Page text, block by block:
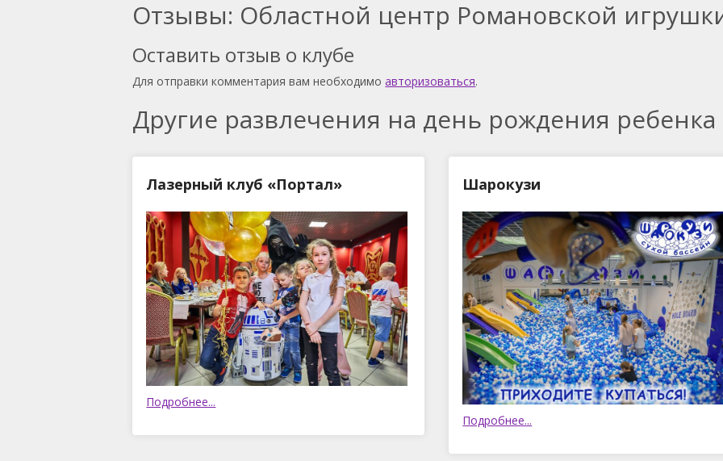
Отзывы: Областной центр Романовской
Оставить отзыв о клубе
Для отправки комментария вам необходимоавторизоваться.
Другие развлечения на день рождения ребенка
Лазерный клуб «Портал»
Подробнее...
Шарокузи
Подробнее...